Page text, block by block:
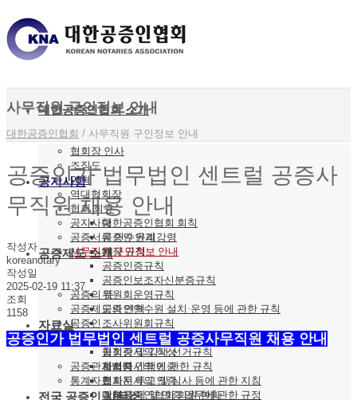
대한공증인협회 소개
협회장 인사
조직도
연혁
역대협회장
협회 회규
대한공증인협회 회칙
공증인 윤리강령
재정 규칙
공증인증규칙
공증인보조자신분증규칙
위원회운영규칙
공증인연수원 설치·운영 등에 관한 규칙
조사위원회규칙
선거관리위원회규칙
협회장 및 감사 선거규칙
협회지 간행에 관한 규칙
협회지 투고 및 심사 등에 관한 지침
장부 조제 및 인증 업무에 관한 규정
공지사항
공지사항
공증서류 인수인계
사무직원 구인정보 안내
공증제도 소개
공증의 뜻
공증제도의 연혁
공증인
공증의 종류
공정증서의 작성
사서증서의 인증
전자문서의 인증
기타
자료실
공증관계법령
통계자료
대한공증인협회 회원 현황
전국 공증인 사무소
사무직원 구인정보 안내
대한공증인협회 / 사무직원 구인정보 안내
공증인가 법무법인 센트럴 공증사
무직원 채용 안내
작성자
koreanotary
작성일
2025-02-19 11:37
조회
1158
공증인가 법무법인 센트럴 공증사무직원 채용 안내